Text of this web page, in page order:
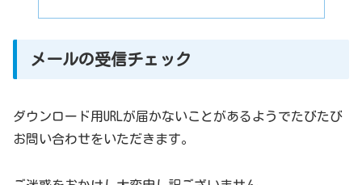
メールの受信チェック
ダウンロード用URLが届かないことがあるようでたびたび
お問い合わせをいただきます。